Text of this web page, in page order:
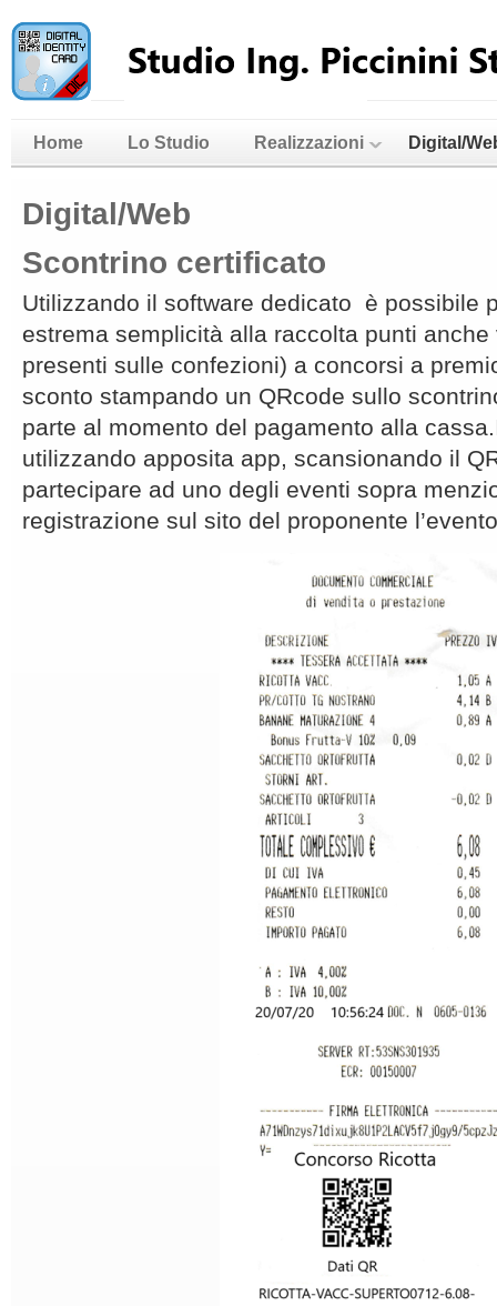
Home Lo Studio Realizzazioni Digital/
Digital/Web
Scontrino certificato
Utilizzando il software dedicato è possibile
estrema semplicità alla raccolta punti
presenti sulle confezioni) a concorsi a
sconto stampando un QRcode sullo
parte al momento del pagamento alla
utilizzando apposita app, scansionando il
partecipare ad uno degli eventi sopra
registrazione sul sito del proponente